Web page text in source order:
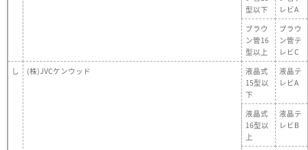
型以下
レビA
ブラウ
ン管16
型以上
ブラウ
ン管テ
レビC
し
(株)JVCケンウッド
液晶式
15型以
下
液晶テ
レビA
液晶式
16型以
上
液晶テ
レビB